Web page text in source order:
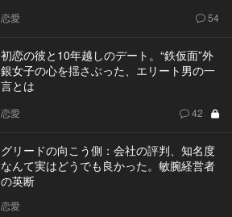
恋愛 54
初恋の彼と10年越しのデート。“鉄仮面”外
銀女子の心を揺さぶった、エリート男の一
言とは
恋愛 42
グリードの向こう側：会社の評判、知名度
なんて実はどうでも良かった。敏腕経営者
の英断
恋愛